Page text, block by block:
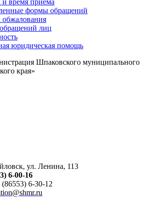
время приема
формы обращений
обжалования
лиц
юридическая помощь
Шпаковского муниципального
края»
ул. Ленина, 113
6-00-16
6-30-12